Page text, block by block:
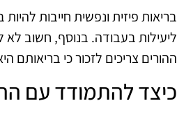
בריאות פיזית ונפשית חייבות
ליעילות בעבודה. בנוסף, חשוב לא
ההורים צריכים לזכור כי בריאותם
כיצד להתמודד עם